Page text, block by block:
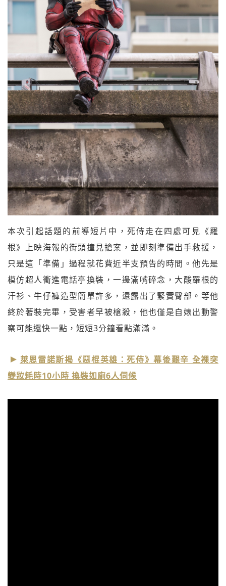
本次引起話題的前導短片中，死侍走在四處可見《羅
根》上映海報的街頭撞見搶案，並即刻準備出手救援，
只是這「準備」過程就花費近半支預告的時間。他先是
模仿超人衝進電話亭換裝，一邊滿嘴碎念，大酸羅根的
汗衫、牛仔褲造型簡單許多，還露出了緊實臀部。等他
終於著裝完畢，受害者早被槍殺，他也僅是自婊出動警
察可能還快一點，短短3分鐘看點滿滿。
萊恩雷諾斯揭《惡棍英雄：死侍》幕後艱辛 全裸突
變妝耗時10小時 換裝如廁6人伺候